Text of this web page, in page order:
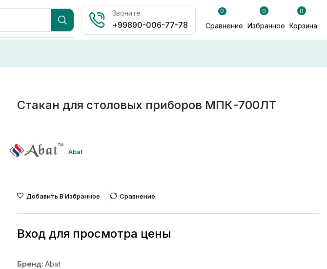
Звоните
+99890-006-77-78
0
Сравнение
0
Избранное
0
Корзина
Стакан для столовых приборов МПК-700ЛТ
Abat
Добавить В Избранное Сравнение
Вход для просмотра цены
Бренд: Abat